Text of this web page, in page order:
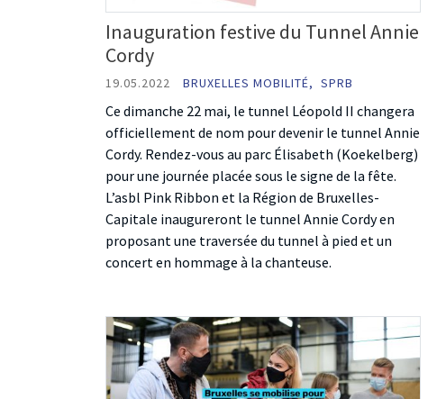
Inauguration festive du Tunnel Annie
Cordy
19.05.2022 BRUXELLES MOBILITÉ, SPRB
Ce dimanche 22 mai, le tunnel Léopold II changera
officiellement de nom pour devenir le tunnel Annie
Cordy. Rendez-vous au parc Élisabeth (Koekelberg)
pour une journée placée sous le signe de la fête.
L’asbl Pink Ribbon et la Région de Bruxelles-
Capitale inaugureront le tunnel Annie Cordy en
proposant une traversée du tunnel à pied et un
concert en hommage à la chanteuse.